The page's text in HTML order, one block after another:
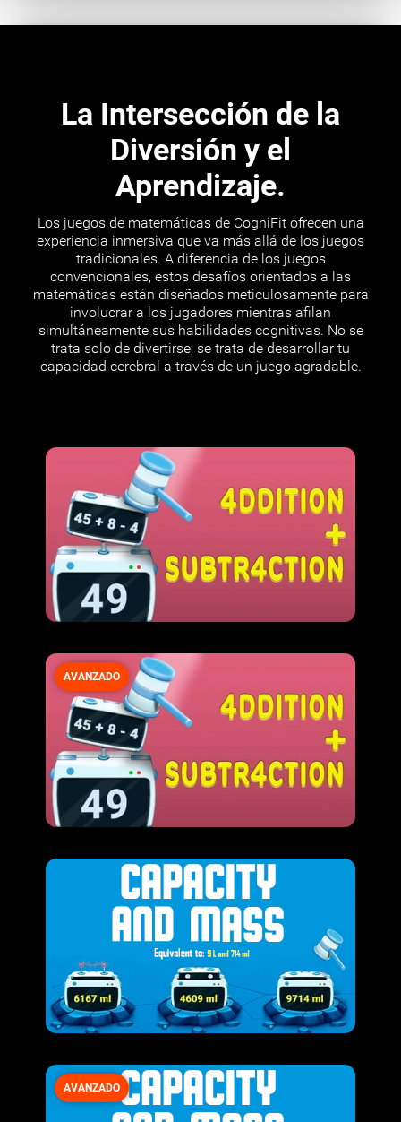
La Intersección de la
Diversión y el
Aprendizaje.
Los juegos de matemáticas de CogniFit ofrecen una
experiencia inmersiva que va más allá de los juegos
tradicionales. A diferencia de los juegos
convencionales, estos desafíos orientados a las
matemáticas están diseñados meticulosamente para
involucrar a los jugadores mientras afilan
simultáneamente sus habilidades cognitivas. No se
trata solo de divertirse; se trata de desarrollar tu
capacidad cerebral a través de un juego agradable.
AVANZADO
AVANZADO